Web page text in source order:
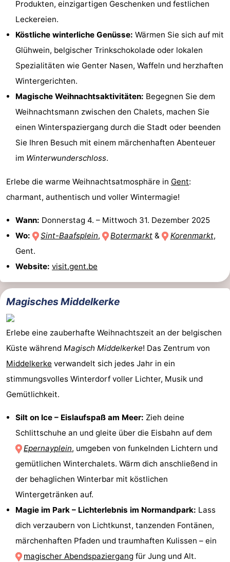
Produkten, einzigartigen Geschenken und festlichen
Leckereien.
Köstliche winterliche Genüsse: Wärmen Sie sich auf mit
Glühwein, belgischer Trinkschokolade oder lokalen
Spezialitäten wie Genter Nasen, Waffeln und herzhaften
Wintergerichten.
Magische Weihnachtsaktivitäten: Begegnen Sie dem
Weihnachtsmann zwischen den Chalets, machen Sie
einen Winterspaziergang durch die Stadt oder beenden
Sie Ihren Besuch mit einem märchenhaften Abenteuer
im Winterwunderschloss.
Erlebe die warme Weihnachtsatmosphäre in Gent:
charmant, authentisch und voller Wintermagie!
Wann: Donnerstag 4. – Mittwoch 31. Dezember 2025
Wo:
Sint-Baafsplein, Botermarkt & Korenmarkt,
Gent.
Website: visit.gent.be
Magisches Middelkerke
Erlebe eine zauberhafte Weihnachtszeit an der belgischen
Küste während Magisch Middelkerke! Das Zentrum von
Middelkerke verwandelt sich jedes Jahr in ein
stimmungsvolles Winterdorf voller Lichter, Musik und
Gemütlichkeit.
Silt on Ice – Eislaufspaß am Meer: Zieh deine
Schlittschuhe an und gleite über die Eisbahn auf dem
Epernayplein, umgeben von funkelnden Lichtern und
gemütlichen Winterchalets. Wärm dich anschließend in
der behaglichen Winterbar mit köstlichen
Wintergetränken auf.
Magie im Park – Lichterlebnis im Normandpark: Lass
dich verzaubern von Lichtkunst, tanzenden Fontänen,
märchenhaften Pfaden und traumhaften Kulissen – ein
magischer Abendspaziergang für Jung und Alt.